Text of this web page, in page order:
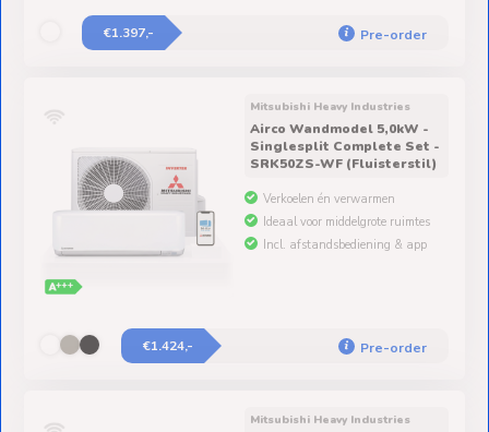
€1.397,- Pre-order
Mitsubishi Heavy Industries
Airco Wandmodel 5,0kW -
Singlesplit Complete Set -
SRK50ZS-WF (Fluisterstil)
Verkoelen én verwarmen
Ideaal voor middelgrote ruimtes
Incl. afstandsbediening & app
€1.424,- Pre-order
Mitsubishi Heavy Industries